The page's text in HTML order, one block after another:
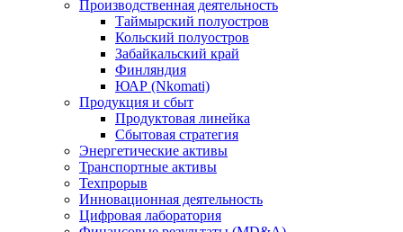
Производственная деятельность
Таймырский полуостров
Кольский полуостров
Забайкальский край
Финляндия
ЮАР (Nkomati)
Продукция и сбыт
Продуктовая линейка
Сбытовая стратегия
Энергетические активы
Транспортные активы
Техпрорыв
Инновационная деятельность
Цифровая лаборатория